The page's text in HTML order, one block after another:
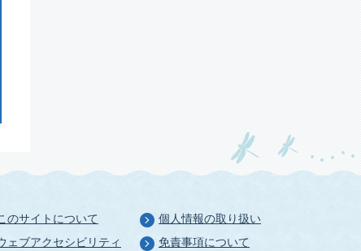
のサイトについて
個人情報の取り扱い
ェブアクセシビリティ
免責事項について